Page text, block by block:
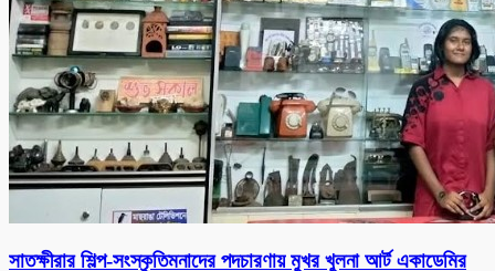
সাতক্ষীরার শিল্প-সংস্কৃতিমনাদের পদচারণায় মুখর খুলনা আর্ট একাডেমির